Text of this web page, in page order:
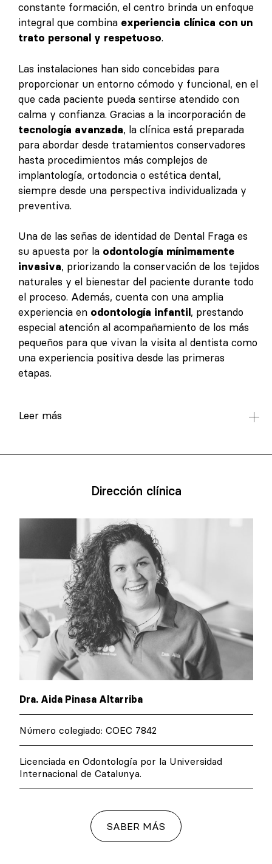
constante formación, el centro brinda un enfoque
integral que combina experiencia clínica con un
trato personal y respetuoso.
Las instalaciones han sido concebidas para
proporcionar un entorno cómodo y funcional, en el
que cada paciente pueda sentirse atendido con
calma y confianza. Gracias a la incorporación de
tecnología avanzada, la clínica está preparada
para abordar desde tratamientos conservadores
hasta procedimientos más complejos de
implantología, ortodoncia o estética dental,
siempre desde una perspectiva individualizada y
preventiva.
Una de las señas de identidad de Dental Fraga es
su apuesta por la odontología mínimamente
invasiva, priorizando la conservación de los tejidos
naturales y el bienestar del paciente durante todo
el proceso. Además, cuenta con una amplia
experiencia en odontología infantil, prestando
especial atención al acompañamiento de los más
pequeños para que vivan la visita al dentista como
una experiencia positiva desde las primeras
etapas.
Leer más
Dirección clínica
Dra. Aida Pinasa Altarriba
Número colegiado: COEC 7842
Licenciada en Odontología por la Universidad
Internacional de Catalunya.
SABER MÁS